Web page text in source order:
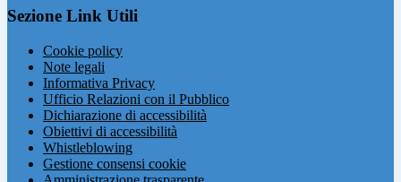
Sezione Link Utili
Cookie policy
Note legali
Informativa Privacy
Ufficio Relazioni con il Pubblico
Dichiarazione di accessibilità
Obiettivi di accessibilità
Whistleblowing
Gestione consensi cookie